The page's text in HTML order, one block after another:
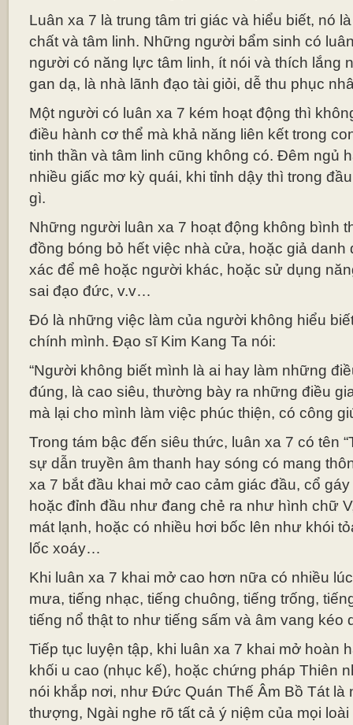
Luân xa 7 là trung tâm tri giác và hiểu biết, nó
chất và tâm linh. Những người bẩm sinh có
người có năng lực tâm linh, ít nói và thích lắng
gan dạ, là nhà lãnh đạo tài giỏi, dễ thu phục
Một người có luân xa 7 kém hoạt động thì
điều hành cơ thể mà khả năng liên kết trong
tinh thần và tâm linh cũng không có. Đêm ngủ
nhiều giấc mơ kỳ quái, khi tỉnh dậy thì trong
gì.
Những người luân xa 7 hoạt động không bình
đồng bóng bỏ hết việc nhà cửa, hoặc giả danh
xác để mê hoặc người khác, hoặc sử dụng
sai đạo đức, v.v…
Đó là những việc làm của người không hiểu
chính mình. Đạo sĩ Kim Kang Ta nói:
“Người không biết mình là ai hay làm những
đúng, là cao siêu, thường bày ra những điều
mà lại cho mình làm việc phúc thiện, có công
Trong tám bậc đến siêu thức, luân xa 7 có tên
sự dẫn truyền âm thanh hay sóng có mang
xa 7 bắt đầu khai mở cao cảm giác đầu, cổ
hoặc đỉnh đầu như đang chẻ ra như hình chữ
mát lạnh, hoặc có nhiều hơi bốc lên như khói
lốc xoáy…
Khi luân xa 7 khai mở cao hơn nữa có nhiều
mưa, tiếng nhạc, tiếng chuông, tiếng trống,
tiếng nổ thật to như tiếng sấm và âm vang kéo
Tiếp tục luyện tập, khi luân xa 7 khai mở hoàn
khối u cao (nhục kế), hoặc chứng pháp Thiên
nói khắp nơi, như Đức Quán Thế Âm Bồ Tát là
thượng, Ngài nghe rõ tất cả ý niệm của mọi